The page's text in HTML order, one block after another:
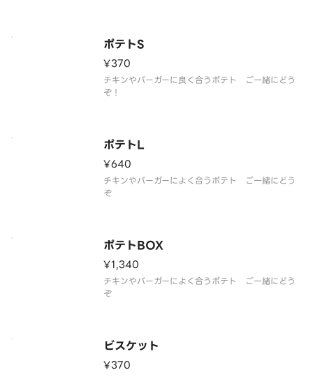
ポテトS
¥370
チキンやバーガーに良く合うポテト ご一緒にどう
ぞ！
ポテトL
¥640
チキンやバーガーによく合うポテト ご一緒にどう
ぞ
ポテトBOX
¥1,340
チキンやバーガーによく合うポテト ご一緒にどう
ぞ
ビスケット
¥370